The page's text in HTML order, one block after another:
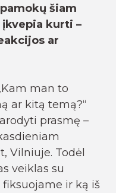
šiam
kurti –
ar
man to
ar kitą temą?“
prasmę –
Vilniuje. Todėl
veiklas su
ir ką iš